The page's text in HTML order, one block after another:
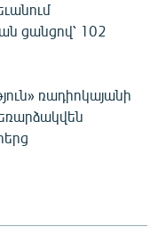
ցանցով՝ 102
ռադիոկայանի